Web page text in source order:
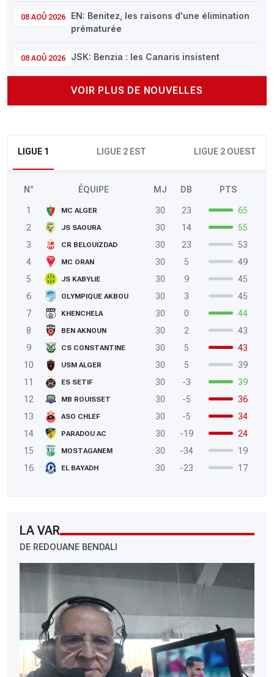
08 AOÛ 2026
EN: Benitez, les raisons d'une élimination
prématurée
08 AOÛ 2026 JSK: Benzia : les Canaris insistent
VOIR PLUS DE NOUVELLES
LIGUE 1 LIGUE 2 EST LIGUE 2 OUEST
N° ÉQUIPE MJ DB PTS
1 MC ALGER 30 23
65
2
JS SAOURA 30 14
55
3
CR BELOUIZDAD 30 23
53
4
MC ORAN 30 5
49
5
JS KABYLIE 30 9
45
6
OLYMPIQUE AKBOU 30 3
45
7
KHENCHELA 30 0
44
8
BEN AKNOUN 30 2
43
9
CS CONSTANTINE 30 5
43
10
USM ALGER 30 5
39
11
ES SETIF 30 -3
39
12
MB ROUISSET 30 -5
36
13
ASO CHLEF 30 -5
34
14
PARADOU AC 30 -19
24
15
MOSTAGANEM 30 -34
19
16
EL BAYADH 30 -23 17
LA VAR
DE REDOUANE BENDALI